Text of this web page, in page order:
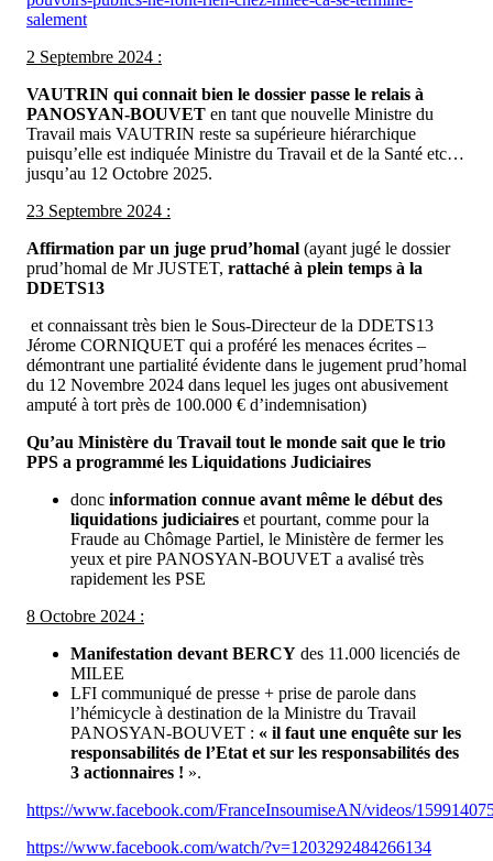
salement
2 Septembre 2024 :
VAUTRIN qui connait bien le dossier passe le relais à
PANOSYAN-BOUVET en tant que nouvelle Ministre du
Travail mais VAUTRIN reste sa supérieure hiérarchique
puisqu’elle est indiquée Ministre du Travail et de la Santé etc…
jusqu’au 12 Octobre 2025.
23 Septembre 2024 :
Affirmation par un juge prud’homal (ayant jugé le dossier
prud’homal de Mr JUSTET, rattaché à plein temps à la
DDETS13
et connaissant très bien le Sous-Directeur de la DDETS13
Jérome CORNIQUET qui a proféré les menaces écrites –
démontrant une partialité évidente dans le jugement prud’homal
du 12 Novembre 2024 dans lequel les juges ont abusivement
amputé à tort près de 100.000 € d’indemnisation)
Qu’au Ministère du Travail tout le monde sait que le trio
PPS a programmé les Liquidations Judiciaires
donc information connue avant même le début des
liquidations judiciaires et pourtant, comme pour la
Fraude au Chômage Partiel, le Ministère de fermer les
yeux et pire PANOSYAN-BOUVET a avalisé très
rapidement les PSE
8 Octobre 2024 :
Manifestation devant BERCY des 11.000 licenciés de
MILEE
LFI communiqué de presse + prise de parole dans
l’hémicycle à destination de la Ministre du Travail
PANOSYAN-BOUVET : « il faut une enquête sur les
responsabilités de l’Etat et sur les responsabilités des
3 actionnaires ! ».
https://www.facebook.com/FranceInsoumiseAN/videos/
https://www.facebook.com/watch/?v=1203292484266134